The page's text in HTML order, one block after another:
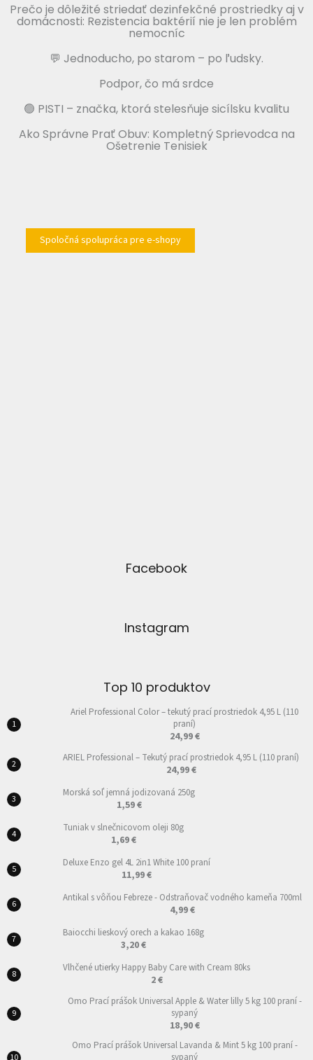
Prečo je dôležité striedať dezinfekčné prostriedky aj v
domácnosti: Rezistencia baktérií nie je len problém
nemocníc
💬 Jednoducho, po starom – po ľudsky.
Podpor, čo má srdce
🟢 PISTI – značka, ktorá stelesňuje sicílsku kvalitu
Ako Správne Prať Obuv: Kompletný Sprievodca na
Ošetrenie Tenisiek
Spoločná spolupráca pre e-shopy
Facebook
Instagram
Top 10 produktov
Ariel Professional Color – tekutý prací prostriedok 4,95 L (110
praní)
24,99 €
ARIEL Professional – Tekutý prací prostriedok 4,95 L (110 praní)
24,99 €
Morská soľ jemná jodizovaná 250g
1,59 €
Tuniak v slnečnicovom oleji 80g
1,69 €
Deluxe Enzo gel 4L 2in1 White 100 praní
11,99 €
Antikal s vôňou Febreze - Odstraňovač vodného kameňa 700ml
4,99 €
Baiocchi lieskový orech a kakao 168g
3,20 €
Vlhčené utierky Happy Baby Care with Cream 80ks
2 €
Omo Prací prášok Universal Apple & Water lilly 5 kg 100 praní -
sypaný
18,90 €
Omo Prací prášok Universal Lavanda & Mint 5 kg 100 praní -
sypaný